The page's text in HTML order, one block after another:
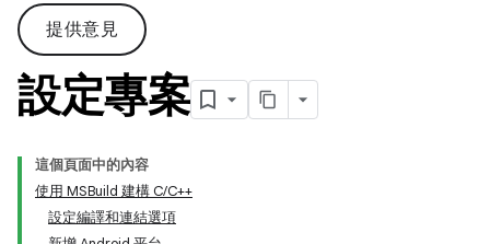
提供意見
設定專案
這個頁面中的內容
使用 MSBuild 建構 C/C++
設定編譯和連結選項